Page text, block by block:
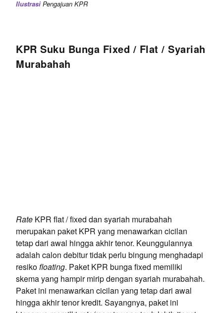
Ilustrasi Pengajuan KPR
KPR Suku Bunga Fixed / Flat / Syariah
Murabahah
Rate KPR flat / fixed dan syariah murabahah
merupakan paket KPR yang menawarkan cicilan
tetap dari awal hingga akhir tenor. Keunggulannya
adalah calon debitur tidak perlu bingung menghadapi
resiko floating. Paket KPR bunga fixed memiliki
skema yang hampir mirip dengan syariah murabahah.
Paket ini menawarkan cicilan yang tetap dari awal
hingga akhir tenor kredit. Sayangnya, paket ini